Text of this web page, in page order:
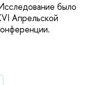
было
Апрельской